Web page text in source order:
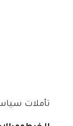
تأملات سياسيه